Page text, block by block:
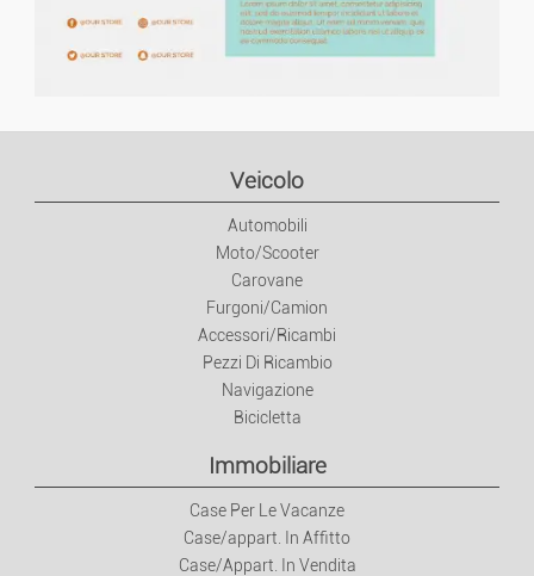
Sport
Decorazione
Veicolo
Automobili
Moto/Scooter
Carovane
Furgoni/Camion
Accessori/Ricambi
Pezzi Di Ricambio
Navigazione
Bicicletta
Immobiliare
Case Per Le Vacanze
Case/appart. In Affitto
Case/Appart. In Vendita